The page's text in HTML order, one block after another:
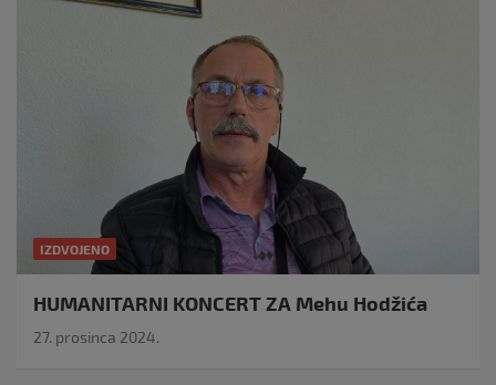
IZDVOJENO
HUMANITARNI KONCERT ZA Mehu Hodžića
27. prosinca 2024.